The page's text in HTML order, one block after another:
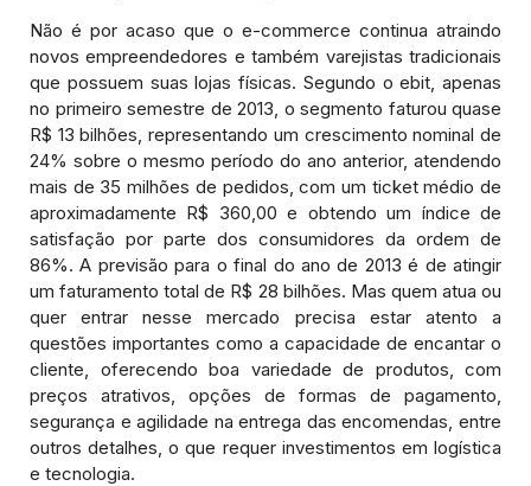
Não é por acaso que o e-commerce continua atraindo
novos empreendedores e também varejistas tradicionais
que possuem suas lojas físicas. Segundo o ebit, apenas
no primeiro semestre de 2013, o segmento faturou quase
R$ 13 bilhões, representando um crescimento nominal de
24% sobre o mesmo período do ano anterior, atendendo
mais de 35 milhões de pedidos, com um ticket médio de
aproximadamente R$ 360,00 e obtendo um índice de
satisfação por parte dos consumidores da ordem de
86%. A previsão para o final do ano de 2013 é de atingir
um faturamento total de R$ 28 bilhões. Mas quem atua ou
quer entrar nesse mercado precisa estar atento a
questões importantes como a capacidade de encantar o
cliente, oferecendo boa variedade de produtos, com
preços atrativos, opções de formas de pagamento,
segurança e agilidade na entrega das encomendas, entre
outros detalhes, o que requer investimentos em logística
e tecnologia.